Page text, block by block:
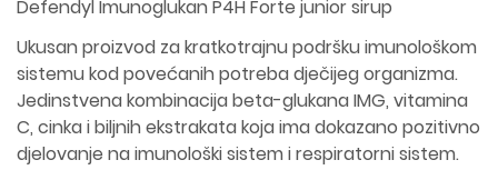
Defendyl Imunoglukan P4H Forte junior sirup
Ukusan proizvod za kratkotrajnu podršku imunološkom
sistemu kod povećanih potreba dječijeg organizma.
Jedinstvena kombinacija beta-glukana IMG, vitamina
C, cinka i biljnih ekstrakata koja ima dokazano pozitivno
djelovanje na imunološki sistem i respiratorni sistem.